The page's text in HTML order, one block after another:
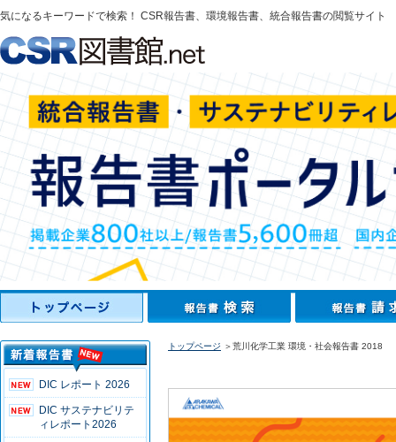
気になるキーワードで検索！ CSR報告書、環境報告書、統合報告書の閲覧サイト
DIC レポート 2026
DIC サステナビリテ
ィレポート2026
トップページ ＞荒川化学工業 環境・社会報告書 2018